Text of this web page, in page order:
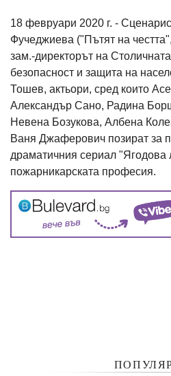
18 февруари 2020 г. -
Фучеджиева ("Пътят на
зам.-директорът на
безопасност и защита на
Тошев, актьори, сред които
Александър Сано, Радина
Невена Бозукова, Албена
Ваня Джаферович позират за
драматичния сериал "Ягодова
пожарникарската професия.